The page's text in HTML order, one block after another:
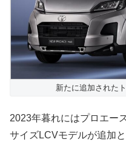
新たに追加された
2023年暮れにはプロエー
サイズLCVモデルが追加と